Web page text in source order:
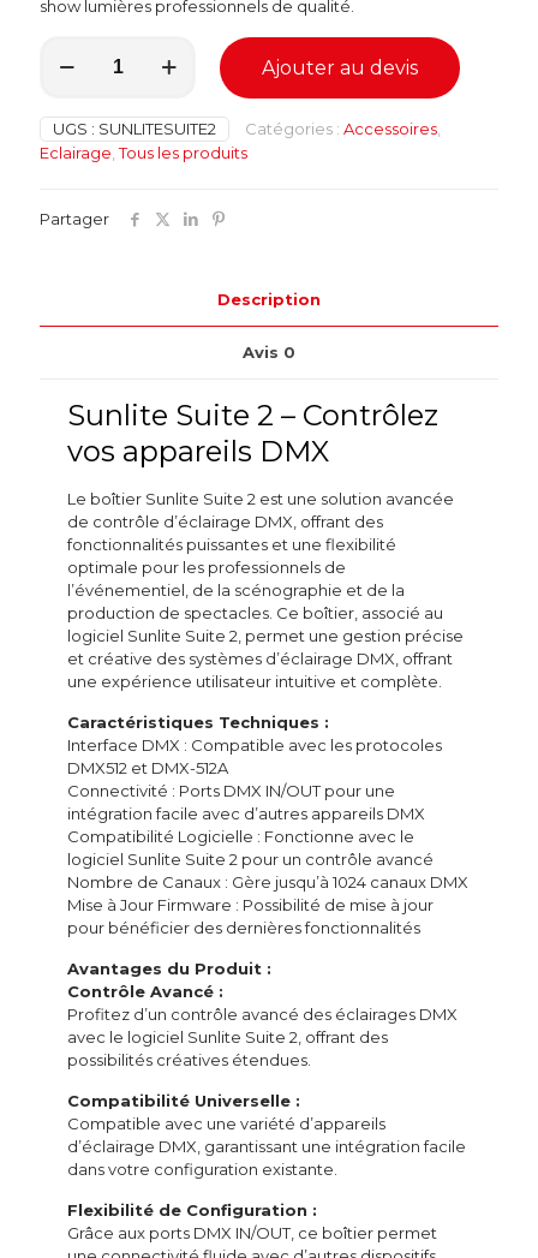
show lumières professionnels de qualité.
Sunlite
Suite
2
Ajouter au devis
UGS : SUNLITESUITE2 Catégories : Accessoires
Eclairage ,Tous les produits
Partager
Description
Avis 0
Sunlite Suite 2 – Contrôlez
vos appareils DMX
Le boîtier Sunlite Suite 2 est une solution avancée
de contrôle d’éclairage DMX, offrant des
fonctionnalités puissantes et une flexibilité
optimale pour les professionnels de
l’événementiel, de la scénographie et de la
production de spectacles. Ce boîtier, associé au
logiciel Sunlite Suite 2, permet une gestion précise
et créative des systèmes d’éclairage DMX, offrant
une expérience utilisateur intuitive et complète.
Caractéristiques Techniques :
Interface DMX : Compatible avec les protocoles
DMX512 et DMX-512A
Connectivité : Ports DMX IN/OUT pour une
intégration facile avec d’autres appareils DMX
Compatibilité Logicielle : Fonctionne avec le
logiciel Sunlite Suite 2 pour un contrôle avancé
Nombre de Canaux : Gère jusqu’à 1024 canaux DMX
Mise à Jour Firmware : Possibilité de mise à jour
pour bénéficier des dernières fonctionnalités
Avantages du Produit :
Contrôle Avancé :
Profitez d’un contrôle avancé des éclairages DMX
avec le logiciel Sunlite Suite 2, offrant des
possibilités créatives étendues.
Compatibilité Universelle :
Compatible avec une variété d’appareils
d’éclairage DMX, garantissant une intégration facile
dans votre configuration existante.
Flexibilité de Configuration :
Grâce aux ports DMX IN/OUT, ce boîtier permet